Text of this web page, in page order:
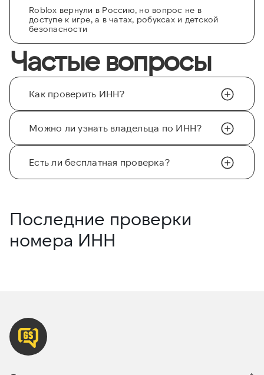
Roblox вернули в Россию, но вопрос не в
доступе к игре, а в чатах, робуксах и детской
безопасности
Частые вопросы
Как проверить ИНН?
Можно ли узнать владельца по ИНН?
Есть ли бесплатная проверка?
Последние проверки
номера ИНН